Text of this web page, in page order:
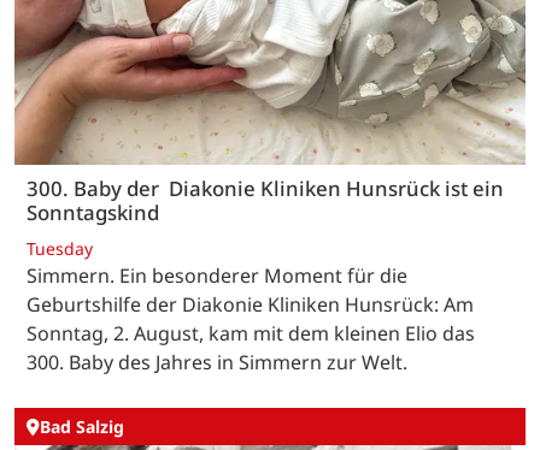
300. Baby der Diakonie Kliniken Hunsrück ist ein
Sonntagskind
Tuesday
Simmern. Ein besonderer Moment für die
Geburtshilfe der Diakonie Kliniken Hunsrück: Am
Sonntag, 2. August, kam mit dem kleinen Elio das
300. Baby des Jahres in Simmern zur Welt.
Bad Salzig